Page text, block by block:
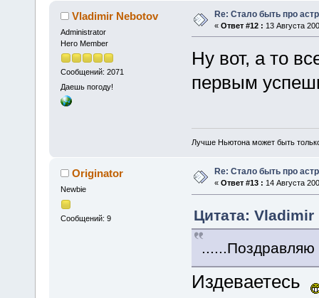
Vladimir Nebotov
Administrator
Hero Member
Сообщений: 2071
Даешь погоду!
Re: Стало быть про
« Ответ #12 : 13 Августа
Ну вот, а то
первым
Лучше Ньютона может быть
Originator
Newbie
Сообщений: 9
Re: Стало быть про
« Ответ #13 : 14 Августа
Цитата: Vladimir
Издеваетесь